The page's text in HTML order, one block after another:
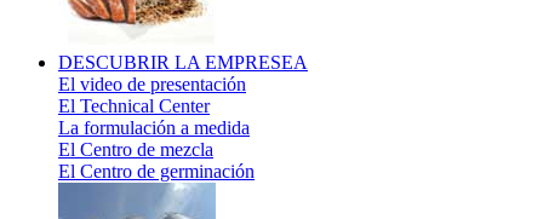
DESCUBRIR LA EMPRESEA
El video de presentación
El Technical Center
La formulación a medida
El Centro de mezcla
El Centro de germinación